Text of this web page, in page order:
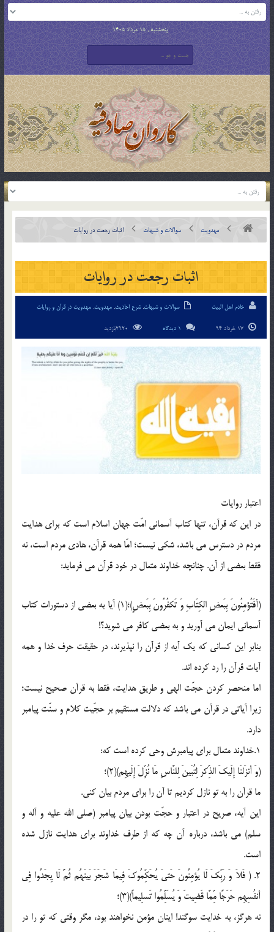
پنجشنبه , 15 مرداد 1405
مهدویت سوالات و شبهات اثبات رجعت در روایات
اثبات رجعت در روایات
خادم اهل البیت سوالات و شبهات,شرح احادیث, مهدویت, مهدویت در قرآن و روایات
1 دیدگاه
اعتبار روایات
در این که قرآن، تنها کتاب آسمانی امّت جهان اسلام است که برای هدایت
مردم در دسترس می باشد، شکی نیست؛ امّا همه قرآن، هادی مردم است، نه
فقط بعضی از آن. چنانچه خداوند متعال در خود قرآن می فرماید:
(أفَتُؤمِنُونَ بِبَعضِ الکِتَابِ وَ تَکفُرُونَ بِبَعضٍ)؛(1) آیا به بعضی از دستورات کتاب
آسمانی ایمان می آورید و به بعضی کافر می شوید؟!
بنابر این کسانی که یک آیه از قرآن را نپذیرند، در حقیقت حرف خدا و همه
آیات قرآن را رد کرده اند.
اما منحصر کردن حجّت الهی و طریق هدایت، فقط به قرآن صحیح نیست؛
زیرا آیاتی در قرآن می باشد که دلالت مستقیم بر حجّیت کلام و سنّت پیامبر
دارد.
1.خداوند متعال برای پیامبرش وحی کرده است که:
(وَ أنزَلنَا إِلَیکَ الذِّکرَ لِتُبَینَ لِلنَّاسِ مَا نُزِّلَ إِلَیهِم)(2)؛
ما قرآن را به تو نازل کردیم تا آن را برای مردم بیان کنی.
این آیه، صریح در اعتبار و حجّت بودن بیان پیامبر (صلی الله علیه و آله و
سلم) می باشد، درباره آن چه که از طرف خداوند برای هدایت نازل شده
است.
2. ( فَلاَ وَ رَبِّکَ لَا یُؤمِنُونَ حَتیَ یُحَکِّمُوکَ فِیمَا شَجَرَ بَینَهُم ثُمَّ لَا یِجَدُوا فِی
أنفُسِهِم حَرَجًا مِّمَّا قَضِیتَ وَ یُسَلِّمُوا تَسلِیماً)(3)؛
نه هرگز، به خدایت سوگند! اینان مؤمن نخواهند بود، مگر وقتی که تو را در